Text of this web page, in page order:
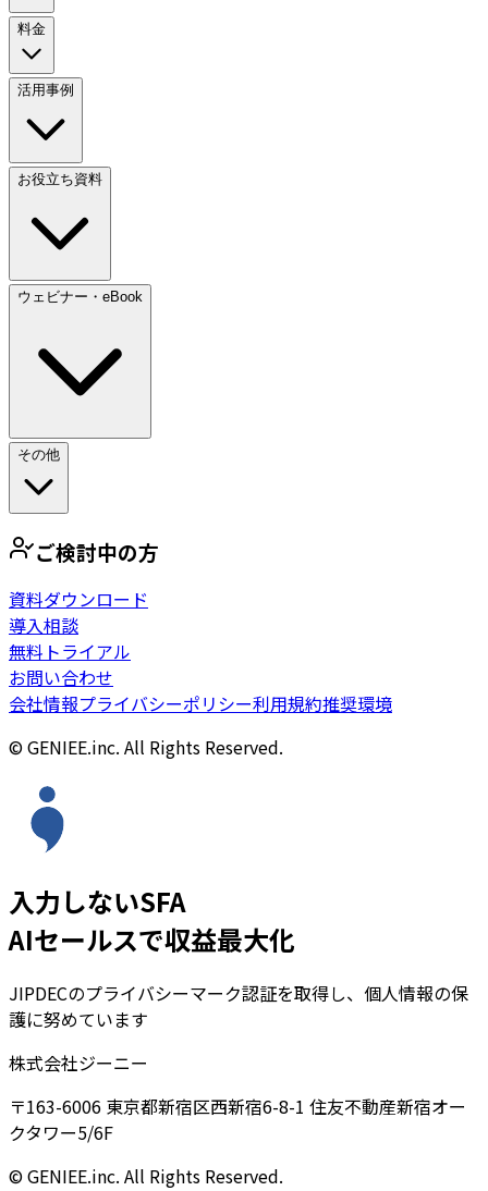
料金
活用事例
お役立ち資料
ウェビナー・eBook
その他
ご検討中の方
資料ダウンロード
導入相談
無料トライアル
お問い合わせ
会社情報プライバシーポリシー利用規約推奨環境
© GENIEE.inc. All Rights Reserved.
入力しないSFA
AIセールスで収益最大化
JIPDECのプライバシーマーク認証を取得し、個人情報の保
護に努めています
株式会社ジーニー
〒163-6006 東京都新宿区西新宿6-8-1 住友不動産新宿オー
クタワー5/6F
© GENIEE.inc. All Rights Reserved.